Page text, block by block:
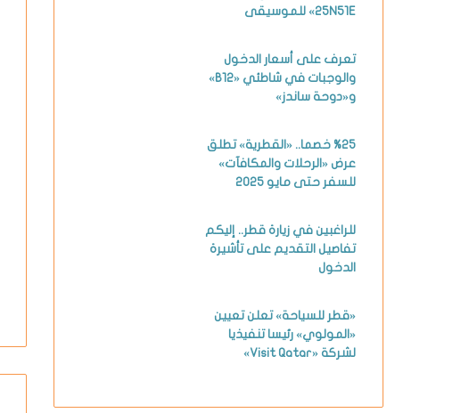
25N51E» للموسيقى
تعرف على أسعار الدخول
والوجبات في شاطئي «B12»
و«دوحة ساندز»
%25 خصما.. «القطرية» تطلق
عرض «الرحلات والمكافآت»
للسفر حتى مايو 2025
للراغبين في زيارة قطر.. إليكم
تفاصيل التقديم على تأشيرة
الدخول
«قطر للسياحة» تعلن تعيين
«المولوي» رئيسا تنفيذيا
لشركة «Visit Qatar»